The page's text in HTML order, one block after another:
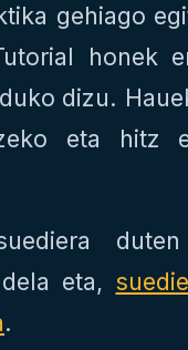
gehiago
honek
dizu.
eta hitz
eta,
.